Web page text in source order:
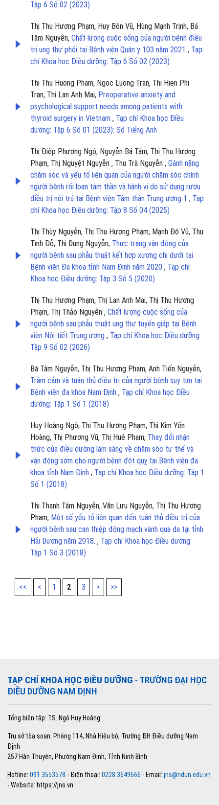
Tập 6 Số 02 (2023)
Thị Thu Hương Phạm, Huy Bôn Vũ, Hùng Mạnh Trịnh, Bá
Tâm Nguyễn, Chất lượng cuộc sống của người bệnh điều
trị ung thư phổi tại Bệnh viện Quân y 103 năm 2021 , Tạp
chí Khoa học Điều dưỡng: Tập 6 Số 02 (2023)
Thi Thu Huong Pham, Ngoc Luong Tran, Thi Hien Phi
Tran, Thi Lan Anh Mai, Preoperative anxiety and
psychological support needs among patients with
thyroid surgery in Vietnam , Tạp chí Khoa học Điều
dưỡng: Tập 6 Số 01 (2023): Số Tiếng Anh
Thị Điệp Phương Ngô, Nguyễn Bá Tâm, Thị Thu Hương
Phạm, Thị Nguyệt Nguyễn , Thu Trà Nguyễn , Gánh nặng
chăm sóc và yếu tố liên quan của người chăm sóc chính
người bệnh rối loạn tâm thần và hành vi do sử dụng rượu
điều trị nội trú tại Bệnh viện Tâm thần Trung ương 1 , Tạp
chí Khoa học Điều dưỡng: Tập 8 Số 04 (2025)
Thị Thùy Nguyễn, Thị Thu Hương Phạm, Mạnh Độ Vũ, Thu
Tình Đỗ, Thị Dung Nguyễn, Thực trạng vận động của
người bệnh sau phẫu thuật kết hợp xương chi dưới tại
Bệnh viện Đa khoa tỉnh Nam Định năm 2020 , Tạp chí
Khoa học Điều dưỡng: Tập 3 Số 5 (2020)
Thị Thu Hương Phạm, Thị Lan Anh Mai, Thị Thu Hương
Phạm, Thị Thảo Nguyễn , Chất lượng cuộc sống của
người bệnh sau phẫu thuật ung thư tuyến giáp tại Bệnh
viện Nội tiết Trung ương , Tạp chí Khoa học Điều dưỡng:
Tập 9 Số 02 (2026)
Bá Tâm Nguyễn, Thị Thu Hương Phạm, Anh Tiến Nguyễn,
Trầm cảm và tuân thủ điều trị của người bệnh suy tim tại
Bệnh viện đa khoa Nam Định , Tạp chí Khoa học Điều
dưỡng: Tập 1 Số 1 (2018)
Huy Hoàng Ngô, Thị Thu Hương Phạm, Thị Kim Yến
Hoàng, Thị Phương Vũ, Thị Huê Phạm, Thay đổi nhận
thức của điều dưỡng lâm sàng về chăm sóc tư thế và
vận động sớm cho người bệnh đột quỵ tại Bệnh viện đa
khoa tỉnh Nam Định , Tạp chí Khoa học Điều dưỡng: Tập 1
Số 1 (2018)
Thị Thanh Tâm Nguyễn, Văn Lưu Nguyễn, Thị Thu Hương
Phạm, Một số yếu tố liên quan đến tuân thủ điều trị của
người bệnh sau can thiệp động mạch vành qua da tại tỉnh
Hải Dương năm 2018. , Tạp chí Khoa học Điều dưỡng:
Tập 1 Số 3 (2018)
<< < 1 2 3 > >>
TẠP CHÍ KHOA HỌC ĐIỀU DƯỠNG - TRƯỜNG ĐẠI HỌC
ĐIỀU DƯỠNG NAM ĐỊNH
Tổng biên tập: TS. Ngô Huy Hoàng
Trụ sở tòa soạn: Phòng 114, Nhà Hiệu bộ, Trường ĐH Điều dưỡng Nam
Định
257 Hàn Thuyên, Phường Nam Định, Tỉnh Ninh Bình
Hotline: 091 3553578 - Điện thoại: 0228 3649666 - Email: jns@ndun.edu.vn
- Website: https://jns.vn